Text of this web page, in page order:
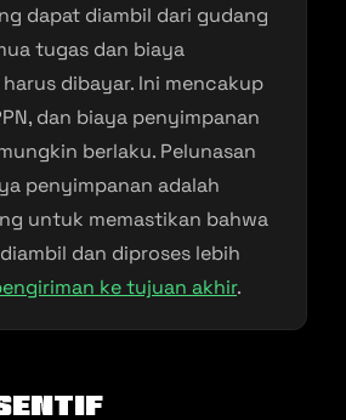
dapat diambil dari gudang
tugas dan biaya
dibayar. Ini mencakup
dan biaya penyimpanan
berlaku. Pelunasan
penyimpanan adalah
untuk memastikan bahwa
dan diproses lebih
ke tujuan akhir.